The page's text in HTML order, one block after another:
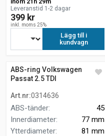
inom 21h 29m
Leveranstid 1-2 dagar
399 kr
inkl. moms 25%
Lägg till i
kundvagn
ABS-ring Volkswagen
Passat 2.5 TDI
Art.nr:0314636
ABS-tänder:
45
Innerdiameter:
77 mm
Ytterdiameter:
81 mm